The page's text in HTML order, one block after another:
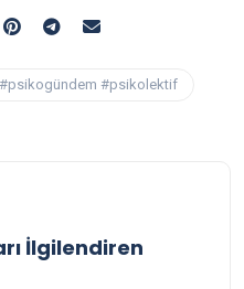
#psikolektif
İlgilendiren